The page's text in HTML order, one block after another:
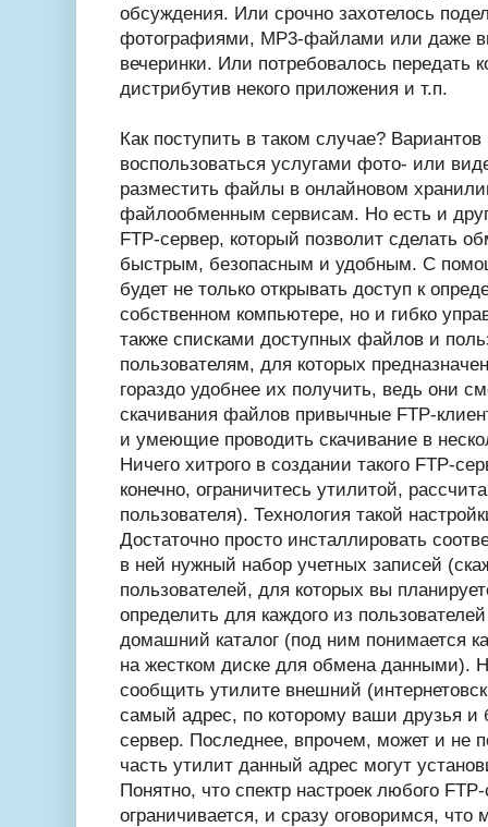
обсуждения. Или срочно захотелось
фотографиями, MP3-файлами или даже
вечеринки. Или потребовалось передать
дистрибутив некого приложения и т.п.
Как поступить в таком случае?
воспользоваться услугами фото- или
разместить файлы в онлайновом
файлообменным сервисам. Но есть и
FTP-сервер, который позволит сделать
быстрым, безопасным и удобным. С
будет не только открывать доступ к
собственном компьютере, но и гибко
также списками доступных файлов и
пользователям, для которых
гораздо удобнее их получить, ведь они
скачивания файлов привычные FTP-
и умеющие проводить скачивание в
Ничего хитрого в создании такого FTP-
конечно, ограничитесь утилитой,
пользователя). Технология такой
Достаточно просто инсталлировать
в ней нужный набор учетных записей
пользователей, для которых вы
определить для каждого из
домашний каталог (под ним понимается
на жестком диске для обмена данными).
сообщить утилите внешний
самый адрес, по которому ваши друзья и
сервер. Последнее, впрочем, может и не
часть утилит данный адрес могут
Понятно, что спектр настроек любого
ограничивается, и сразу оговоримся,